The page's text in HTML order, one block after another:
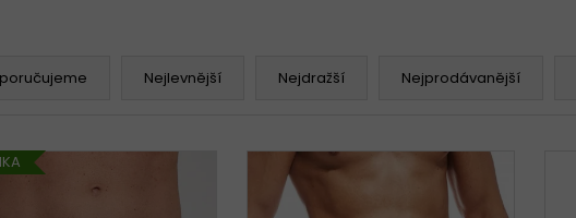
Nejlevnější Nejdražší Nejprodávanější